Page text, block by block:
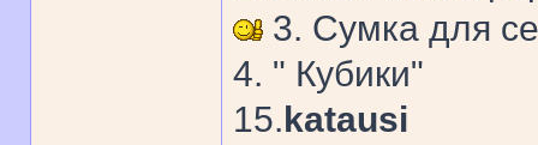
3. Сумка для
4. " Кубики"
15.katausi